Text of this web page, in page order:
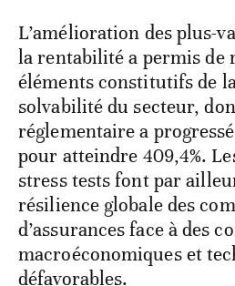
L’amélioration des plus-
la rentabilité a permis de
éléments constitutifs de
solvabilité du secteur,
réglementaire a
pour atteindre 409,4%.
stress tests font par
résilience globale des
d’assurances face à des
macroéconomiques et
défavorables.